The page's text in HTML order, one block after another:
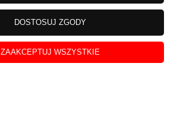
DOSTOSUJ ZGODY
ZAAKCEPTUJ WSZYSTKIE